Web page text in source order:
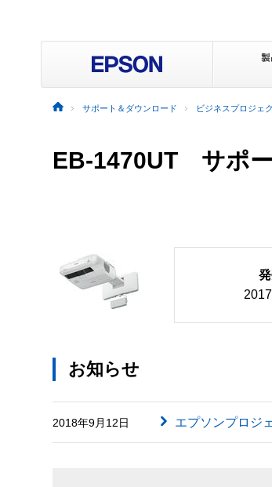
サポート＆ダウンロード ビジネスプロジェ
EB-1470UT サポ
お知らせ
2018年9月12日 エプソンプロジ